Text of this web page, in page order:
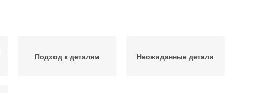
Подход к деталям Неожиданные детали